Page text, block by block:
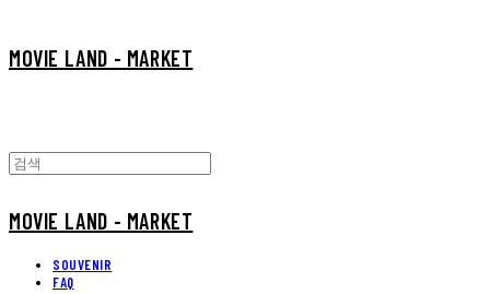
MOVIE LAND - MARKET
MOVIE LAND - MARKET
SOUVENIR
FAQ